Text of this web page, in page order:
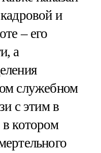
и
– его
а
служебном
с этим в
котором